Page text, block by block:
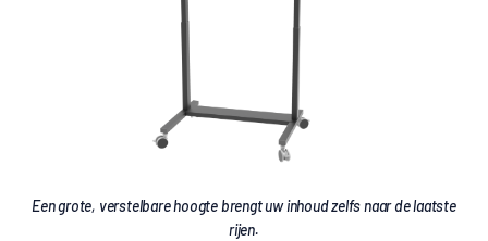
Een grote, verstelbare hoogte brengt uw inhoud zelfs naar de laatste
rijen.